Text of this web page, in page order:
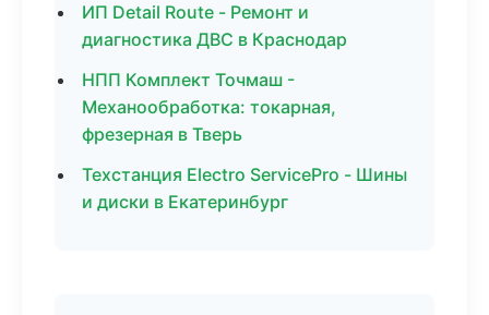
ИП Detail Route - Ремонт и
диагностика ДВС в Краснодар
НПП Комплект Точмаш -
Механообработка: токарная,
фрезерная в Тверь
Техстанция Electro ServicePro - Шины
и диски в Екатеринбург